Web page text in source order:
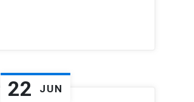
22 JUN